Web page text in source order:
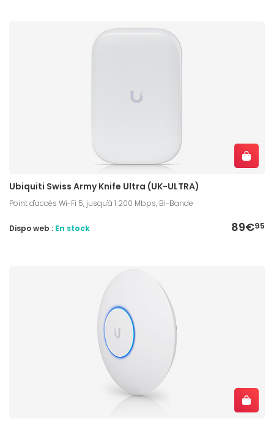
Ubiquiti Swiss Army Knife Ultra (UK-ULTRA)
Point d'accès Wi-Fi 5, jusqu'à 1 200 Mbps, Bi-Bande
89€95
Dispo web : En stock